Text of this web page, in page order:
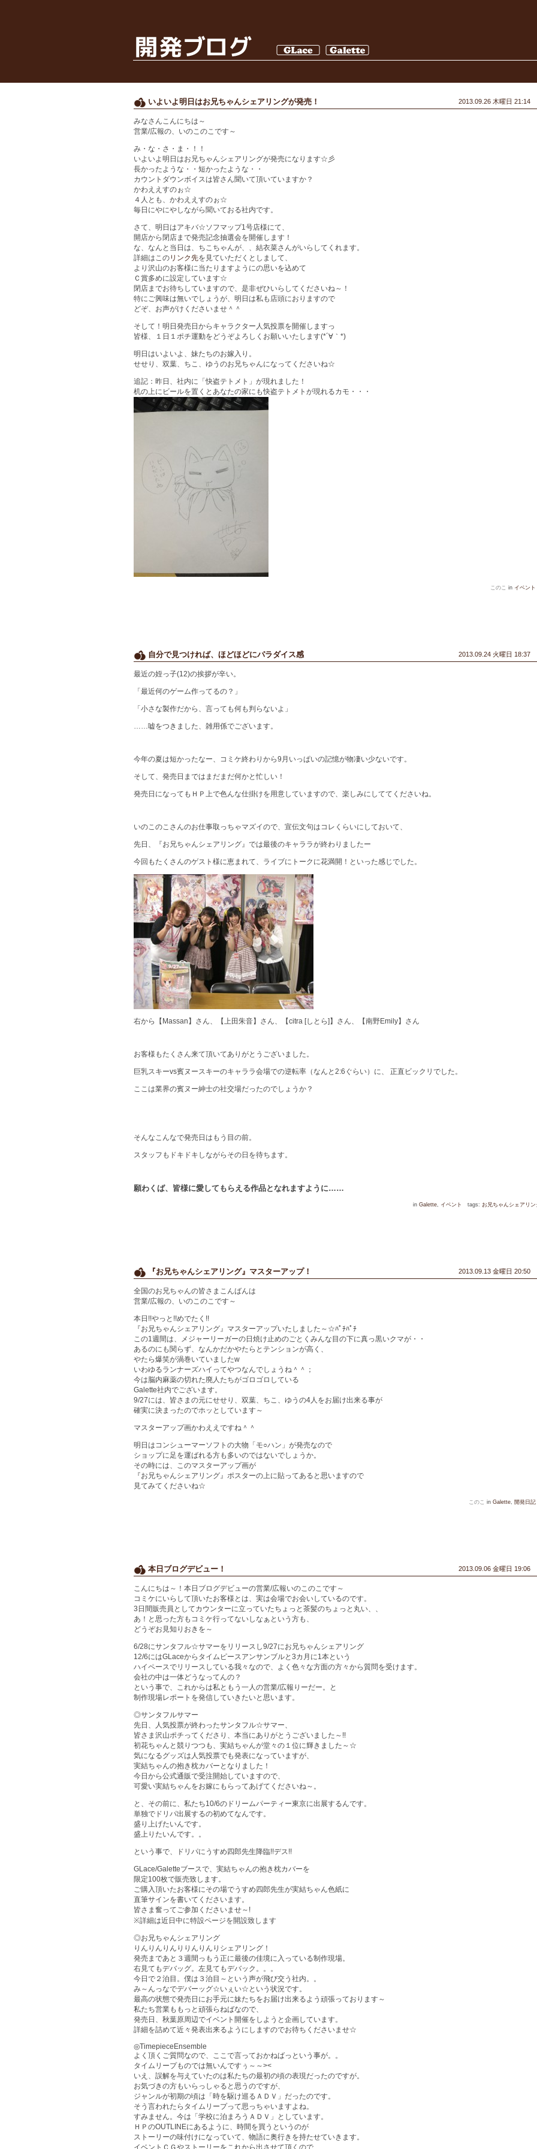
2013.09.26 木曜日 21:14
いよいよ明日はお兄ちゃんシェアリングが発売！
みなさんこんにちは～
営業/広報の、いのこのこです～
み・な・さ・ま・！！
いよいよ明日はお兄ちゃんシェアリングが発売になります☆彡
長かったような・・短かったような・・
カウントダウンボイスは皆さん聞いて頂いていますか？
かわええすのぉ☆
４人とも、かわええすのぉ☆
毎日にやにやしながら聞いておる社内です。
さて、明日はアキバ☆ソフマップ1号店様にて、
開店から閉店まで発売記念抽選会を開催します！
な、なんと当日は、ちこちゃんが、、結衣菜さんがいらしてくれます。
詳細はこのリンク先を見ていただくとしまして、
より沢山のお客様に当たりますようにの思いを込めて
Ｃ賞多めに設定しています☆
閉店までお待ちしていますので、是非ぜひいらしてくださいね～！
特にご興味は無いでしょうが、明日は私も店頭におりますので
どぞ、お声がけくださいませ＾＾
そして！明日発売日からキャラクター人気投票を開催しますっ
皆様、１日１ポチ運動をどうぞよろしくお願いいたします(*´∀｀*)
明日はいよいよ、妹たちのお嫁入り。
せせり、双葉、ちこ、ゆうのお兄ちゃんになってくださいね☆
追記：昨日、社内に「快盗テトメト」が現れました！
机の上にビールを置くとあなたの家にも快盗テトメトが現れるカモ・・・
このこ in イベント
2013.09.24 火曜日 18:37
自分で見つければ、ほどほどにパラダイス感
最近の姪っ子(12)の挨拶が辛い。
「最近何のゲーム作ってるの？」
「小さな製作だから、言っても何も判らないよ」
……嘘をつきました、雑用係でございます。
今年の夏は短かったなー、コミケ終わりから9月いっぱいの記憶が物凄い少ないです。
そして、発売日まではまだまだ何かと忙しい！
発売日になってもＨＰ上で色んな仕掛けを用意していますので、楽しみにしててくださいね。
いのこのこさんのお仕事取っちゃマズイので、宣伝文句はコレくらいにしておいて、
先日、『お兄ちゃんシェアリング』では最後のキャララが終わりましたー
今回もたくさんのゲスト様に恵まれて、ライブにトークに花満開！といった感じでした。
右から【Massan】さん、【上田朱音】さん、【citra [しとら]】さん、【南野Emily】さん
お客様もたくさん来て頂いてありがとうございました。
巨乳スキーvs賓ヌースキーのキャララ会場での逆転率（なんと2:6ぐらい）に、 正直ビックリでした。
ここは業界の賓ヌー紳士の社交場だったのでしょうか？
そんなこんなで発売日はもう目の前。
スタッフもドキドキしながらその日を待ちます。
願わくば、皆様に愛してもらえる作品となれますように……
in Galette, イベント tags: お兄ちゃんシェアリン
2013.09.13 金曜日 20:50
『お兄ちゃんシェアリング』マスターアップ！
全国のお兄ちゃんの皆さまこんばんは
営業/広報の、いのこのこです～
本日!!やっと!!めでたく!!
『お兄ちゃんシェアリング』マスターアップいたしました～☆ﾊﾟﾁﾊﾟﾁ
この1週間は、メジャーリーガーの日焼け止めのごとくみんな目の下に真っ黒いクマが・・
あるのにも関らず、なんかだかやたらとテンションが高く、
やたら爆笑が渦巻いていましたw
いわゆるランナーズハイってやつなんでしょうね＾＾；
今は脳内麻薬の切れた廃人たちがゴロゴロしている
Galette社内でございます。
9/27には、皆さまの元にせせり、双葉、ちこ、ゆうの4人をお届け出来る事が
確実に決まったのでホッとしています～
マスターアップ画かわええですね＾＾
明日はコンシューマーソフトの大物「モ○ハン」が発売なので
ショップに足を運ばれる方も多いのではないでしょうか。
その時には、このマスターアップ画が
『お兄ちゃんシェアリング』ポスターの上に貼ってあると思いますので
見てみてくださいね☆
このこ in Galette, 開発日記
2013.09.06 金曜日 19:06
本日ブログデビュー！
こんにちは～！本日ブログデビューの営業/広報いのこのこです～
コミケにいらして頂いたお客様とは、実は会場でお会いしているのです。
3日間販売員としてカウンターに立っていたちょっと茶髪のちょっと丸い、、
あ！と思った方もコミケ行ってないしなぁという方も、
どうぞお見知りおきを～
6/28にサンタフル☆サマーをリリースし9/27にお兄ちゃんシェアリング
12/6にはGLaceからタイムピースアンサンブルと3カ月に1本という
ハイペースでリリースしている我々なので、よく色々な方面の方々から質問を受けます。
会社の中は一体どうなってんの？
という事で、これからは私ともう一人の営業/広報りーだー。と
制作現場レポートを発信していきたいと思います。
◎サンタフルサマー
先日、人気投票が終わったサンタフル☆サマー、
皆さま沢山ポチってくださり、本当にありがとうございました～!!
初花ちゃんと競りつつも、実結ちゃんが堂々の１位に輝きました～☆
気になるグッズは人気投票でも発表になっていますが、
実結ちゃんの抱き枕カバーとなりました！
今日から公式通販で受注開始していますので、
可愛い実結ちゃんをお嫁にもらってあげてくださいね～。
と、その前に、私たち10/6のドリームパーティー東京に出展するんです。
単独でドリパ出展するの初めてなんです。
盛り上げたいんです。
盛上りたいんです。。
という事で、ドリパにうすめ四郎先生降臨!!デス!!
GLace/Galetteブースで、実結ちゃんの抱き枕カバーを
限定100枚で販売致します。
ご購入頂いたお客様にその場でうすめ四郎先生が実結ちゃん色紙に
直筆サインを書いてくださいます。
皆さま奮ってご参加くださいませ～!
※詳細は近日中に特設ページを開設致します
◎お兄ちゃんシェアリング
りんりんりんりりんりんりシェアリング！
発売まであと３週間っもう正に最後の佳境に入っている制作現場。
右見てもデバッグ。左見てもデバック。。。
今日で２泊目。僕は３泊目～という声が飛び交う社内。。
み～んっなでデバーッグ☆いぇい☆という状況です。
最高の状態で発売日にお手元に妹たちをお届け出来るよう頑張っております～
私たち営業ももっと頑張らねばなので、
発売日、秋葉原周辺でイベント開催をしようと企画しています。
詳細を詰めて近々発表出来るようにしますのでお待ちくださいませ☆
◎TimepieceEnsemble
よく頂くご質問なので、ここで言っておかねばっという事が。。
タイムリープものでは無いんですぅ～～><
いえ、誤解を与えていたのは私たちの最初の頃の表現だったのですが。
お気づきの方もいらっしゃると思うのですが、
ジャンルが初期の頃は「時を駆け巡るＡＤＶ」だったのです。
そう言われたらタイムリープって思っちゃいますよね。
すみません。今は「学校に泊まろうＡＤＶ」としています。
ＨＰのOUTLINEにあるように、時間を買うというのが
ストーリーの味付けになっていて、物語に奥行きを持たせていきます。
イベントＣＧやストーリーをこれから出させて頂くので